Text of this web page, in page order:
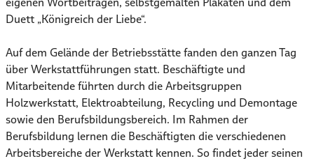
Duett „Königreich der Liebe“.
Auf dem Gelände der Betriebsstätte fanden den ganzen Tag
über Werkstattführungen statt. Beschäftigte und
Mitarbeitende führten durch die Arbeitsgruppen
Holzwerkstatt, Elektroabteilung, Recycling und Demontage
sowie den Berufsbildungsbereich. Im Rahmen der
Berufsbildung lernen die Beschäftigten die verschiedenen
Arbeitsbereiche der Werkstatt kennen. So findet jeder seinen